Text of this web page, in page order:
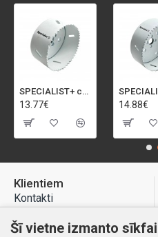
SPECIALIST+ caurumu zāģis BI-METAL, 92 mm
13.77€ 14.88€
Klientiem
Kontakti
Preču atgriešana
Šī vietne izmanto